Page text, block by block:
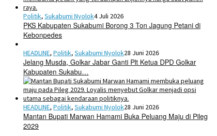
Politik, Sukabumi Nyolok4 Juli 2026
PKS Kabupaten Sukabumi Borong 3 Ton Jagung Petani di
Kebonpedes
HEADLINE, Politik, Sukabumi Nyolok28 Juni 2026
Jelang Musda, Golkar Jabar Ganti Plt Ketua DPD Golkar
Kabupaten Sukabu…
HEADLINE, Politik, Sukabumi Nyolok28 Juni 2026
Mantan Bupati Marwan Hamami Buka Peluang Maju di Pileg
2029